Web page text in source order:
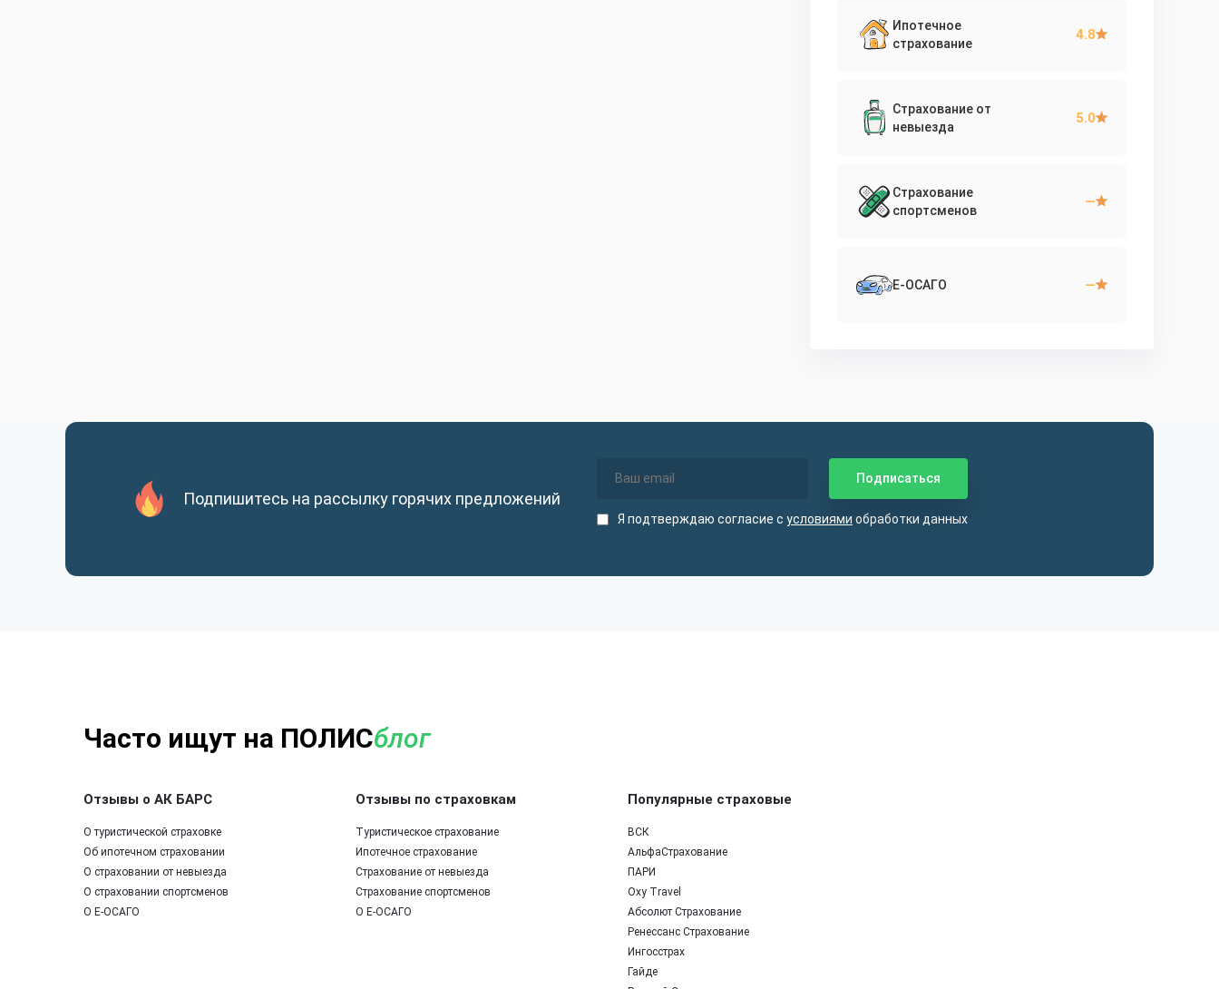
Ипотечное
страхование
4.8
Страхование от
невыезда
5.0
Страхование
спортсменов
—
Е-ОСАГО —
Подпишитесь на рассылку горячих предложений
Я подтверждаю согласие с условиями обработки данных
Часто ищут на ПОЛИСблог
Отзывы о АК БАРС
О туристической страховке
Об ипотечном страховании
О страховании от невыезда
О страховании спортсменов
О Е-ОСАГО
Отзывы по страховкам
Туристическое страхование
Ипотечное страхование
Страхование от невыезда
Страхование спортсменов
О Е-ОСАГО
Популярные страховые
ВСК
АльфаСтрахование
ПАРИ
Oxy Travel
Абсолют Страхование
Ренессанс Страхование
Ингосстрах
Гайде